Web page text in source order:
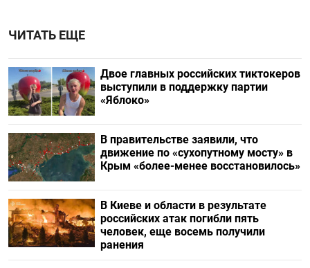
ЧИТАТЬ ЕЩЕ
Двое главных российских тиктокеров
выступили в поддержку партии
«Яблоко»
В правительстве заявили, что
движение по «сухопутному мосту» в
Крым «более-менее восстановилось»
В Киеве и области в результате
российских атак погибли пять
человек, еще восемь получили
ранения